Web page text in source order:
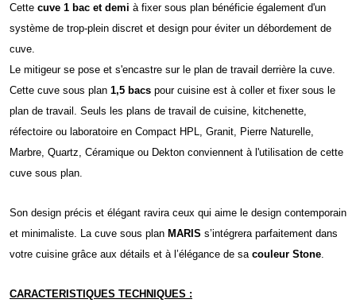
Cette cuve 1 bac et demi à fixer sous plan bénéficie également d'un
système de trop-plein discret et design pour éviter un débordement de
cuve.
Le mitigeur se pose et s'encastre sur le plan de travail derrière la cuve.
Cette cuve sous plan 1,5 bacs pour cuisine est à coller et fixer sous le
plan de travail. Seuls les plans de travail de cuisine, kitchenette,
réfectoire ou laboratoire en Compact HPL, Granit, Pierre Naturelle,
Marbre, Quartz, Céramique ou Dekton conviennent à l'utilisation de cette
cuve sous plan.
Son design précis et élégant ravira ceux qui aime le design contemporain
et minimaliste. La cuve sous plan MARIS s’intégrera parfaitement dans
votre cuisine grâce aux détails et à l’élégance de sa couleur Stone
CARACTERISTIQUES TECHNIQUES :